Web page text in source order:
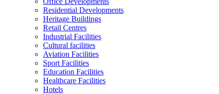
Residential Developments
Heritage Buildings
Retail Centres
Industrial Facilities
Cultural facilities
Aviation Facilities
Sport Facilities
Education Facilities
Healthcare Facilities
Hotels